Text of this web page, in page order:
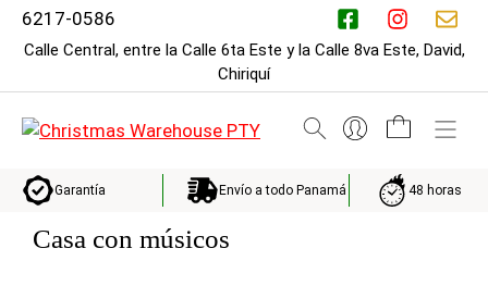
Saltar6217-0586
Calle Central, entre la Calle 6ta Este y la Calle 8va Este, David,
Chiriquí
Garantía Envío a todo Panamá 48 horas
Casa con músicos